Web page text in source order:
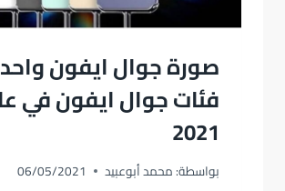
صورة جوال ايفون
فئات جوال ايفون في
2021
بواسطة:محمد أبوعبيد 06/05/2021